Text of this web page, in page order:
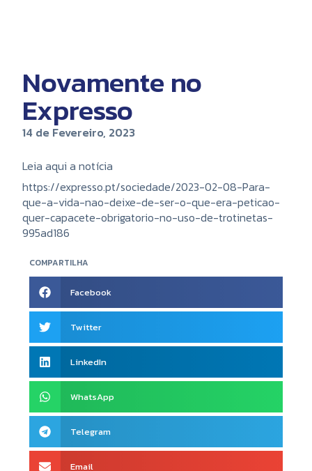
COMPARTILHA
Facebook
Twitter
LinkedIn
WhatsApp
Telegram
Email
Novamente no
Expresso
14 de Fevereiro, 2023
Leia aqui a notícia
https://expresso.pt/sociedade/2023-02-08-Para-
que-a-vida-nao-deixe-de-ser-o-que-era-peticao-
quer-capacete-obrigatorio-no-uso-de-trotinetas-
995ad186